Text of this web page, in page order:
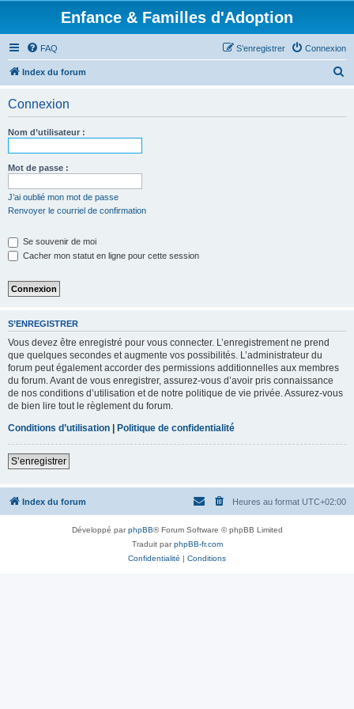
Enfance & Familles d'Adoption
FAQ Connexion
S’enregistrer
Index du forum
Connexion
Nom d’utilisateur :
Mot de passe :
J’ai oublié mon mot de passe
Renvoyer le courriel de confirmation
Se souvenir de moi
Cacher mon statut en ligne pour cette session
S’ENREGISTRER
Vous devez être enregistré pour vous connecter. L’enregistrement ne prend
que quelques secondes et augmente vos possibilités. L’administrateur du
forum peut également accorder des permissions additionnelles aux membres
du forum. Avant de vous enregistrer, assurez-vous d’avoir pris connaissance
de nos conditions d’utilisation et de notre politique de vie privée. Assurez-vous
de bien lire tout le règlement du forum.
Conditions d’utilisation | Politique de confidentialité
S’enregistrer
Index du forum Heures au format UTC+02:00
Développé parphpBB® Forum Software © phpBB Limited
Traduit parphpBB-fr.com
Confidentialité | Conditions